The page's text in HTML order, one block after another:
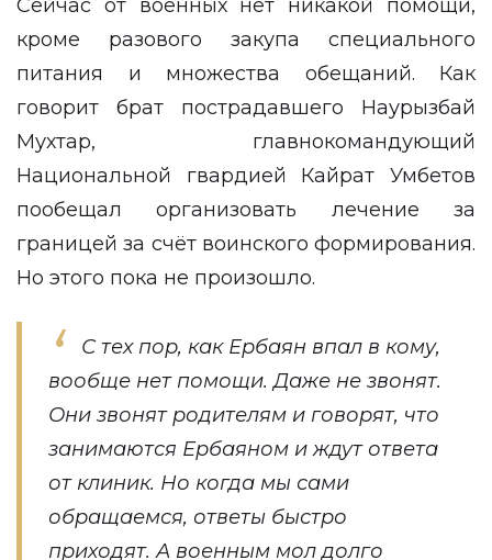
Сейчас от военных нет никакой помощи,
кроме разового закупа специального
питания и множества обещаний. Как
говорит брат пострадавшего Наурызбай
Мухтар, главнокомандующий
Национальной гвардией Кайрат Умбетов
пообещал организовать лечение за
границей за счёт воинского формирования.
Но этого пока не произошло.
С тех пор, как Ербаян впал в кому,
вообще нет помощи. Даже не звонят.
Они звонят родителям и говорят, что
занимаются Ербаяном и ждут ответа
от клиник. Но когда мы сами
обращаемся, ответы быстро
приходят. А военным мол долго